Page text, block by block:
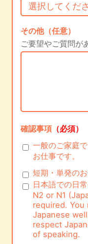
その他（任意）
ご要望やご質問が
確認事項 （必須）
一般のご家庭
お仕事です。
短期・単発の
日本語での日
N2 or N1
required. You
Japanese
respect
of speaking.